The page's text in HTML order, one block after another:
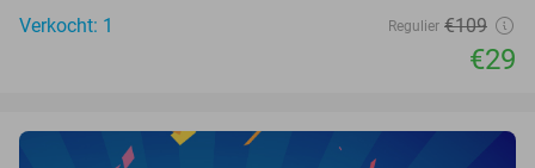
Verkocht: 1
Regulier €109
€29